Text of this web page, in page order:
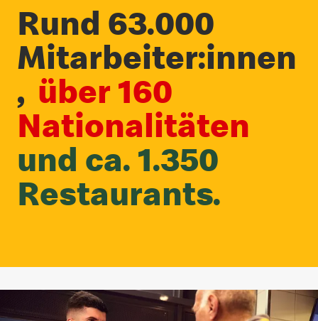
Rund 63.000
Mitarbeiter:innen
, über 160
Nationalitäten
und ca. 1.350
Restaurants.